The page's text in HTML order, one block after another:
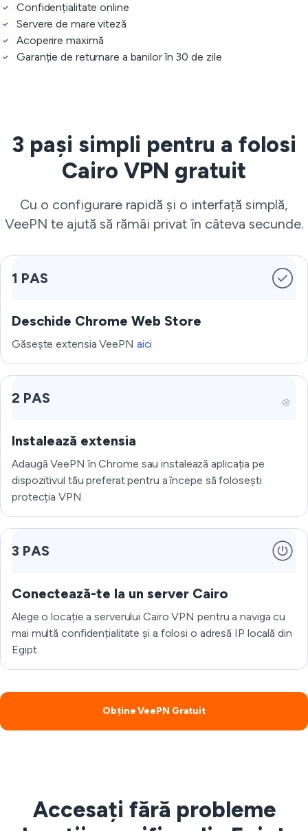
Confidențialitate online
Servere de mare viteză
Acoperire maximă
Garanție de returnare a banilor în 30 de zile
3 pași simpli pentru a folosi
Cairo VPN gratuit
Cu o configurare rapidă și o interfață simplă,
VeePN te ajută să rămâi privat în câteva secunde.
1 PAS
Deschide Chrome Web Store
Găsește extensia VeePN aici
2 PAS
Instalează extensia
Adaugă VeePN în Chrome sau instalează aplicația pe
dispozitivul tău preferat pentru a începe să folosești
protecția VPN.
3 PAS
Conectează-te la un server Cairo
Alege o locație a serverului Cairo VPN pentru a naviga cu
mai multă confidențialitate și a folosi o adresă IP locală din
Egipt.
Obține VeePN Gratuit
Accesați fără probleme